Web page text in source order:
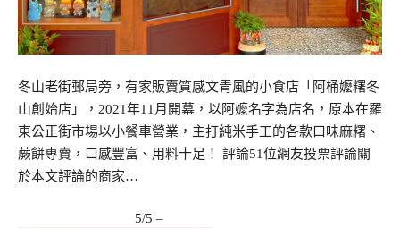
冬山老街郵局旁，有家販賣質感文青風的小食店「阿桶嬤糬冬
山創始店」，2021年11月開幕，以阿嬤名字為店名，原本在羅
東公正街市場以小餐車營業，主打純米手工的各款口味麻糬、
蕨餅專賣，口感豐富、用料十足！ 評論51位網友投票評論關
於本文評論的商家…
5/5 –